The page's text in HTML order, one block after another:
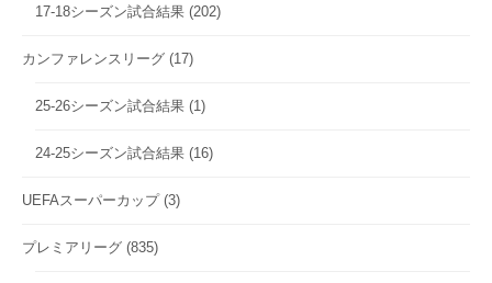
17-18シーズン試合結果 (202)
カンファレンスリーグ (17)
25-26シーズン試合結果 (1)
24-25シーズン試合結果 (16)
UEFAスーパーカップ(3)
プレミアリーグ (835)